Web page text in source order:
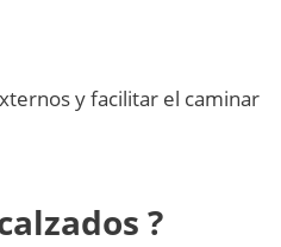
y facilitar el caminar
?